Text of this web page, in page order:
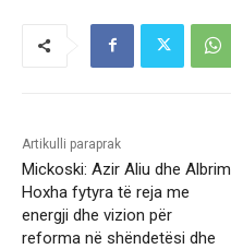
Artikulli paraprak
Mickoski: Azir Aliu dhe Albrim
Hoxha fytyra të reja me
energji dhe vizion për
reforma në shëndetësi dhe